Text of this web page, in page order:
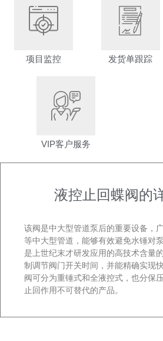
项目监控 发货单跟踪
VIP客户服务
液控止回蝶阀的
该阀是中大型管道泵后的重要设备，
等中大型管道，能够有效避免水锤对
是上世纪末才研发应用的高技术含量
制调节阀门开关时间，并能精确实现
阀可分为重锤式和全液控式，也分保
止回作用不可替代的产品。